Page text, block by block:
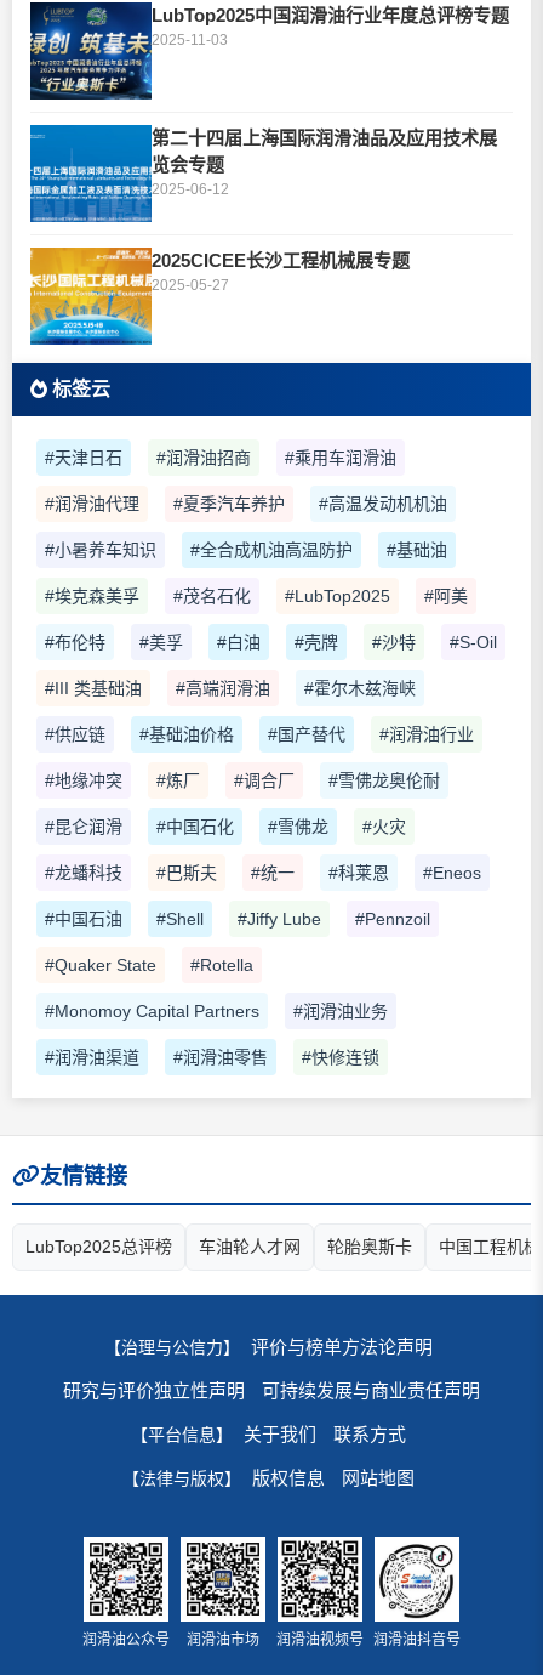
LubTop2025中国润滑油行业年度总评榜专题
2025-11-03
第二十四届上海国际润滑油品及应用技术展
览会专题
2025-06-12
2025CICEE长沙工程机械展专题
2025-05-27
标签云
#天津日石 #润滑油招商 #乘用车润滑油
#润滑油代理 #夏季汽车养护 #高温发动机机油
#小暑养车知识 #全合成机油高温防护 #基础油
#埃克森美孚 #茂名石化 #LubTop2025 #阿美
#布伦特 #美孚 #白油 #壳牌 #沙特 #S-Oil
#III 类基础油 #高端润滑油 #霍尔木兹海峡
#供应链 #基础油价格 #国产替代 #润滑油行业
#地缘冲突 #炼厂 #调合厂 #雪佛龙奥伦耐
#昆仑润滑 #中国石化 #雪佛龙 #火灾
#龙蟠科技 #巴斯夫 #统一 #科莱恩 #Eneos
#中国石油 #Shell #Jiffy Lube #Pennzoil
#Quaker State #Rotella
#Monomoy Capital Partners #润滑油业务
#润滑油渠道 #润滑油零售 #快修连锁
友情链接
LubTop2025总评榜 车油轮人才网 轮胎奥斯卡 中国工程机
【治理与公信力】 评价与榜单方法论声明
研究与评价独立性声明 可持续发展与商业责任声明
【平台信息】 关于我们 联系方式
【法律与版权】 版权信息 网站地图
润滑油公众号 润滑油市场 润滑油视频号 润滑油抖音号